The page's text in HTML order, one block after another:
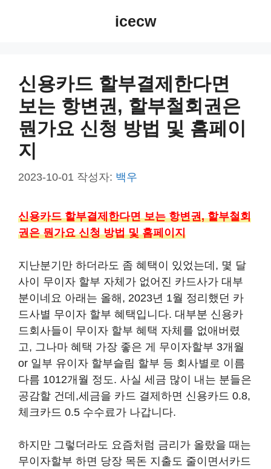
icecw
신용카드 할부결제한다면
보는 항변권, 할부철회권은
뭔가요 신청 방법 및 홈페이
지
2023-10-01 작성자: 백우
신용카드 할부결제한다면 보는 항변권, 할부철회
권은 뭔가요 신청 방법 및 홈페이지
지난분기만 하더라도 좀 혜택이 있었는데, 몇 달
사이 무이자 할부 자체가 없어진 카드사가 대부
분이네요 아래는 올해, 2023년 1월 정리했던 카
드사별 무이자 할부 혜택입니다. 대부분 신용카
드회사들이 무이자 할부 혜택 자체를 없애버렸
고, 그나마 혜택 가장 좋은 게 무이자할부 3개월
or 일부 유이자 할부슬림 할부 등 회사별로 이름
다름 1012개월 정도. 사실 세금 많이 내는 분들은
공감할 건데,세금을 카드 결제하면 신용카드 0.8,
체크카드 0.5 수수료가 나갑니다.
하지만 그렇더라도 요즘처럼 금리가 올랐을 때는
무이자할부 하면 당장 목돈 지출도 줄이면서카드